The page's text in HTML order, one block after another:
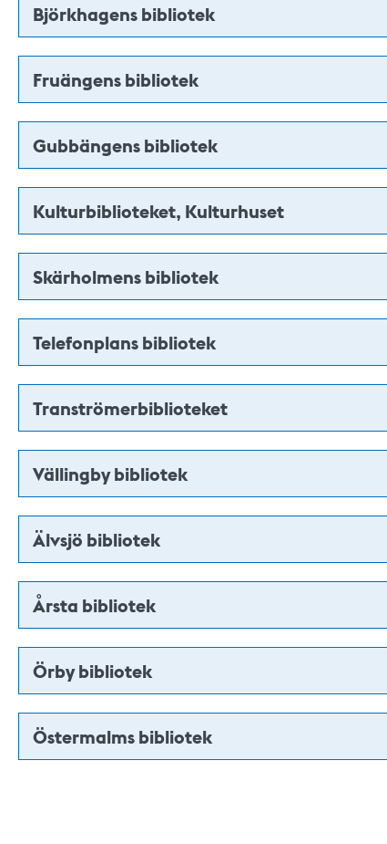
Björkhagens bibliotek
Fruängens bibliotek
Gubbängens bibliotek
Kulturbiblioteket, Kulturhuset
Skärholmens bibliotek
Telefonplans bibliotek
Tranströmerbiblioteket
Vällingby bibliotek
Älvsjö bibliotek
Årsta bibliotek
Örby bibliotek
Östermalms bibliotek